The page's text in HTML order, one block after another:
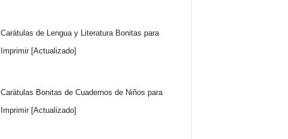
Carátulas de Lengua y Literatura Bonitas para
Imprimir [Actualizado]
Carátulas Bonitas de Cuadernos de Niños para
Imprimir [Actualizado]